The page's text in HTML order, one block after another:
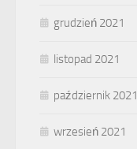
grudzień 2021
listopad 2021
październik 2021
wrzesień 2021